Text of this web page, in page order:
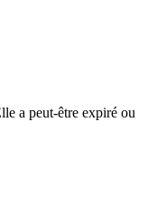
a peut-être expiré ou